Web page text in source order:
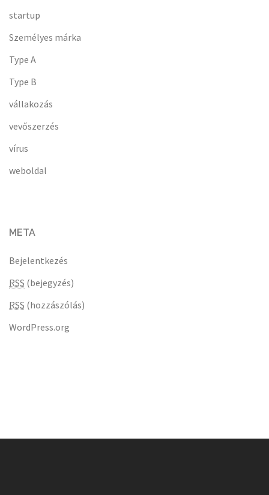
startup
Személyes márka
Type A
Type B
vállakozás
vevőszerzés
vírus
weboldal
META
Bejelentkezés
RSS (bejegyzés)
RSS (hozzászólás)
WordPress.org